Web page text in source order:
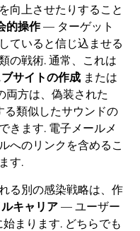
向上させたりすること
的操作— ターゲット
ていると信じ込ませる
の戦術. 通常、これは
サイトの作成または
両方は、偽装された
類似したサウンドの
きます. 電子メールメ
へのリンクを含めるこ
す.
る別の感染戦略は、作
キャリア— ユーザー
まります. どちらでも